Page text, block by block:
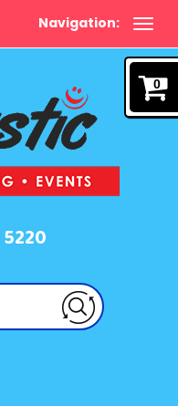
Navigation:
0